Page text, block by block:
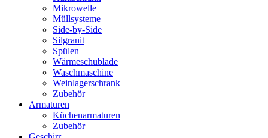
Mikrowelle
Müllsysteme
Side-by-Side
Silgranit
Spülen
Wärmeschublade
Waschmaschine
Weinlagerschrank
Zubehör
Armaturen
Küchenarmaturen
Zubehör